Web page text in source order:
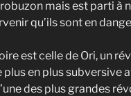
mais est parti à
qu’ils sont en
est celle de Ori, un
en plus subversive
des plus grandes